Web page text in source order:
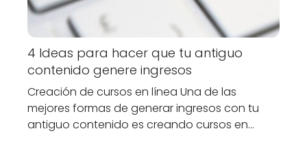
4 Ideas para hacer que tu antiguo
contenido genere ingresos
Creación de cursos en línea Una de las
mejores formas de generar ingresos con tu
antiguo contenido es creando cursos en…